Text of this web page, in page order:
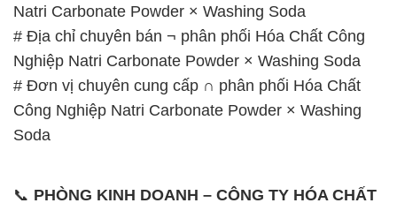
Natri Carbonate Powder × Washing Soda
# Địa chỉ chuyên bán ¬ phân phối Hóa Chất Công
Nghiệp Natri Carbonate Powder × Washing Soda
# Đơn vị chuyên cung cấp ∩ phân phối Hóa Chất
Công Nghiệp Natri Carbonate Powder × Washing
Soda
📞 PHÒNG KINH DOANH – CÔNG TY HÓA CHẤT